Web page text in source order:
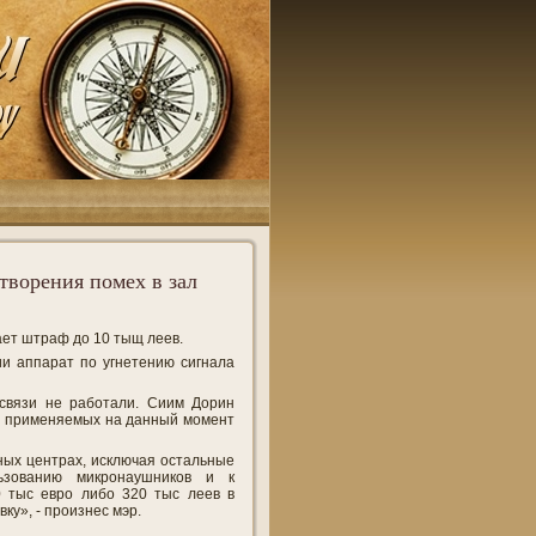
помех в зал
штраф до 10 тыщ леев.
аппарат по угнетению сигнала
не работали. Сиим Дорин
применяемых на данный момент
центрах, исключая остальные
микронаушников и к
тыс евро либо 320 тыс леев в
- произнес мэр.